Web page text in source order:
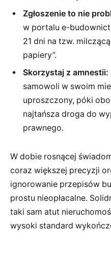
Zgłoszenie to nie
w portalu e-
21 dni na tzw.
papiery”.
Skorzystaj z amnestii:
samowoli w swoim
uproszczony, póki
najtańsza droga do
prawnego.
W dobie rosnącej
coraz większej precyzji
ignorowanie przepisów
prostu nieopłacalne.
taki sam atut
wysoki standard